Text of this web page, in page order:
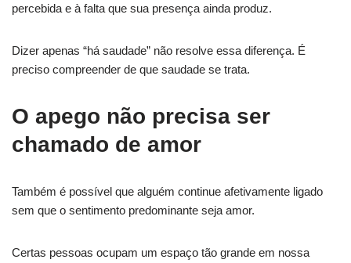
percebida e à falta que sua presença ainda produz.
Dizer apenas “há saudade” não resolve essa diferença. É
preciso compreender de que saudade se trata.
O apego não precisa ser
chamado de amor
Também é possível que alguém continue afetivamente ligado
sem que o sentimento predominante seja amor.
Certas pessoas ocupam um espaço tão grande em nossa